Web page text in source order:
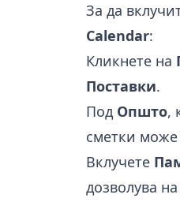
За да
Calendar:
Кликнете на
Поставки.
Под Општо,
сметки
Вклучете
дозволува